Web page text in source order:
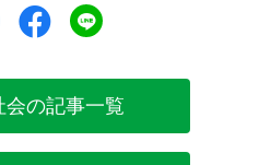
ツイートシェア
会の記事一覧